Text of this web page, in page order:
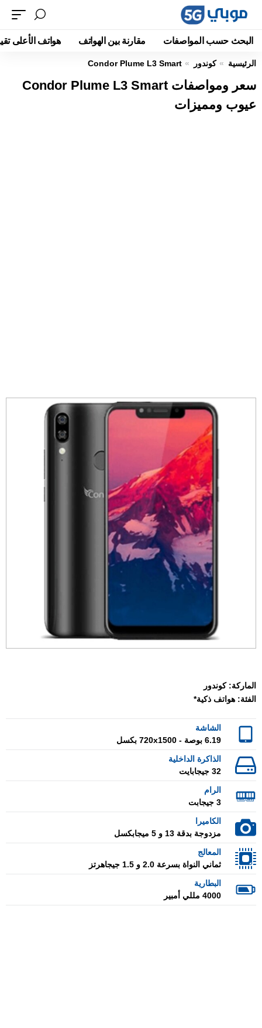
البحث حسب المواصفات مقارنة بين الهواتف هواتف الأعلى
الرئيسية كوندور Condor Plume L3 Smart
سعر ومواصفات Condor Plume L3 Smart
عيوب ومميزات
الماركة: كوندور
الفئة: هواتف ذكية*
الشاشة
6.19 بوصة - 720x1500 بكسل
الذاكرة الداخلية
32 جيجابايت
الرام
3 جيجابت
الكاميرا
مزدوجة بدقة 13 و 5 ميجابكسل
المعالج
ثماني النواة بسرعة 2.0 و 1.5 جيجاهرتز
البطارية
4000 مللي أمبير